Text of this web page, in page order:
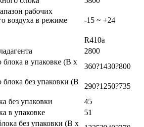
рабочих
воздуха в режиме
-15 ~ +24
R410a
2800
блока в упаковке (В х
360?1430?800
без упаковки (В
290?1250?735
без упаковки
45
в упаковке
51
без упаковки (В х